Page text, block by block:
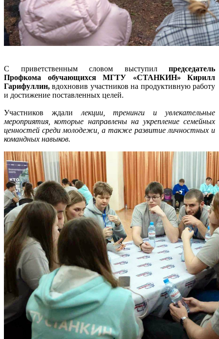
С приветственным словом выступил председатель
Профкома обучающихся МГТУ «СТАНКИН» Кирилл
Гарифуллин, вдохновив участников на продуктивную работу
и достижение поставленных целей.
Участников ждали лекции, тренинги и увлекательные
мероприятия, которые направлены на укрепление семейных
ценностей среди молодежи, а также развитие личностных и
командных навыков.